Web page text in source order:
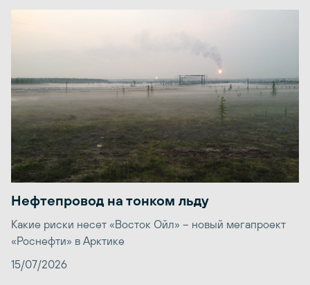
Нефтепровод на тонком льду
Какие риски несет «Восток Ойл» – новый мегапроект
«Роснефти» в Арктике
15/07/2026